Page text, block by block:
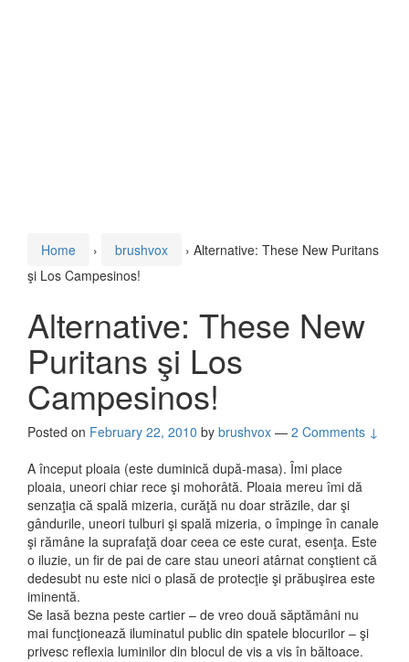
Home › brushvox › Alternative: These New Puritans
şi Los Campesinos!
Alternative: These New
Puritans şi Los
Campesinos!
Posted on February 22, 2010 by brushvox — 2 Comments ↓
A început ploaia (este duminică după-masa). Îmi place
ploaia, uneori chiar rece şi mohorâtă. Ploaia mereu îmi dă
senzaţia că spală mizeria, curăţă nu doar străzile, dar şi
gândurile, uneori tulburi şi spală mizeria, o împinge în canale
şi rămâne la suprafaţă doar ceea ce este curat, esenţa. Este
o iluzie, un fir de pai de care stau uneori atârnat conştient că
dedesubt nu este nici o plasă de protecţie şi prăbuşirea este
iminentă.
Se lasă bezna peste cartier – de vreo două săptămâni nu
mai funcţionează iluminatul public din spatele blocurilor – şi
privesc reflexia luminilor din blocul de vis a vis în băltoace.